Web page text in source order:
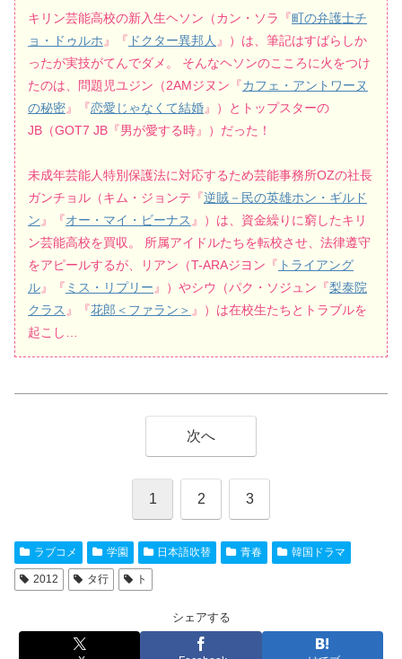
キリン芸能高校の新入生ヘソン（カン・ソラ『町の弁護士チ
ョ・ドゥルホ 』『 ドクター異邦人 』）は、筆記はすばらしか
ったが実技がてんでダメ。 そんなヘソンのこころに火をつけ
たのは、問題児ユジン（2AMジヌン『カフェ・アントワーヌ
の秘密』『恋愛じゃなくて結婚』）とトップスターの
JB（GOT7 JB『男が愛する時』）だった！
未成年芸能人特別保護法に対応するため芸能事務所OZの社長
ガンチョル（キム・ジョンテ『逆賊－民の英雄ホン・ギルド
ン 』『オー・マイ・ビーナス 』）は、資金繰りに窮したキリ
ン芸能高校を買収。 所属アイドルたちを転校させ、法律遵守
をアピールするが、リアン（T-ARAジヨン『 トライアング
ル』『 ミス・リプリー 』）やシウ（パク・ソジュン『梨泰院
クラス 』『花郎＜ファラン＞ 』）は在校生たちとトラブルを
起こし…
次へ
1 2 3
ラブコメ 学園 日本語吹替 青春 韓国ドラマ
2012 タ行 ト
シェアする